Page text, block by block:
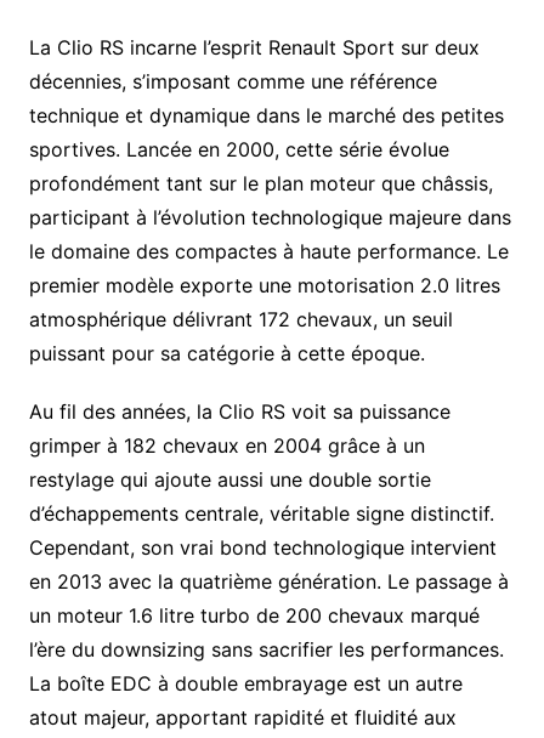
La Clio RS incarne l’esprit Renault Sport sur deux
décennies, s’imposant comme une référence
technique et dynamique dans le marché des petites
sportives. Lancée en 2000, cette série évolue
profondément tant sur le plan moteur que châssis,
participant à l’évolution technologique majeure dans
le domaine des compactes à haute performance. Le
premier modèle exporte une motorisation 2.0 litres
atmosphérique délivrant 172 chevaux, un seuil
puissant pour sa catégorie à cette époque.
Au fil des années, la Clio RS voit sa puissance
grimper à 182 chevaux en 2004 grâce à un
restylage qui ajoute aussi une double sortie
d’échappements centrale, véritable signe distinctif.
Cependant, son vrai bond technologique intervient
en 2013 avec la quatrième génération. Le passage à
un moteur 1.6 litre turbo de 200 chevaux marqué
l’ère du downsizing sans sacrifier les performances.
La boîte EDC à double embrayage est un autre
atout majeur, apportant rapidité et fluidité aux